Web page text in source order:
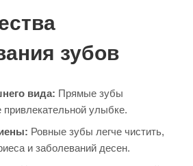
зубов
вида: Прямые зубы
улыбке.
Ровные зубы легче чистить,
и заболеваний десен.